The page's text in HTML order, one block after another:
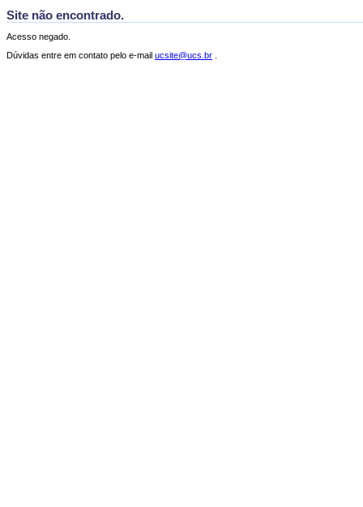
Site não encontrado.
Acesso negado.
Dúvidas entre em contato pelo e-mail ucsite@ucs.br